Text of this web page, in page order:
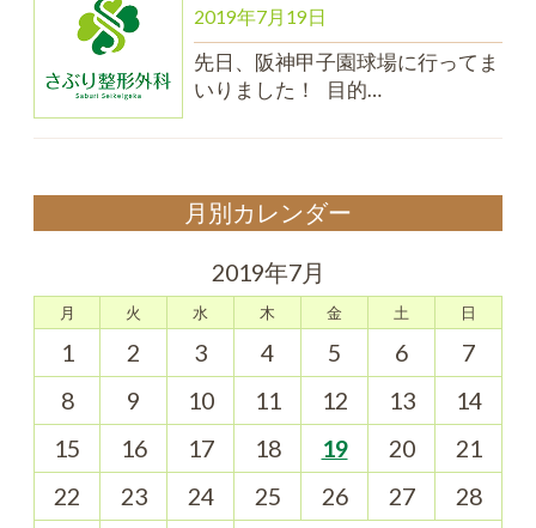
2019年7月19日
先日、阪神甲子園球場に行ってま
いりました！ 目的…
月別カレンダー
2019年7月
月 火 水 木 金 土 日
1 2 3 4 5 6
7
8
9 10 11 12 13
14
15
16 17 18 19 20
21
22
23 24 25 26 27
28